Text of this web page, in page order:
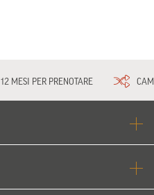
12 MESI PER PRENOTARE